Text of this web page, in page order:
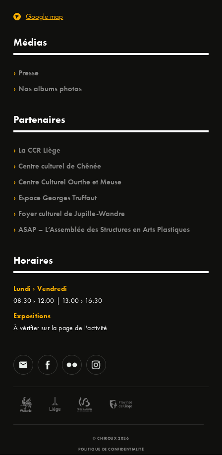
Google map
Médias
Presse
Nos albums photos
Partenaires
La CCR Liège
Centre culturel de Chênée
Centre Culturel Ourthe et Meuse
Espace Georges Truffaut
Foyer culturel de Jupille-Wandre
ASAP – L’Assemblée des Structures en Arts Plastiques
Horaires
Lundi › Vendredi
08:30 › 12:00 | 13:00 › 16:30
Expositions
À vérifier sur la page de l'activité
© CHIROUX 2026
POLITIQUE DE CONFIDENTIALITÉ